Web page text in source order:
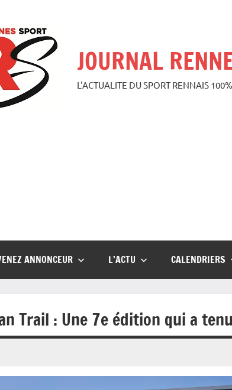
JOURNAL
L'ACTUALITE DU SPORT RENNAIS
ANNONCEUR L’ACTU CALENDRIERS
Trail : Une 7e édition qui a